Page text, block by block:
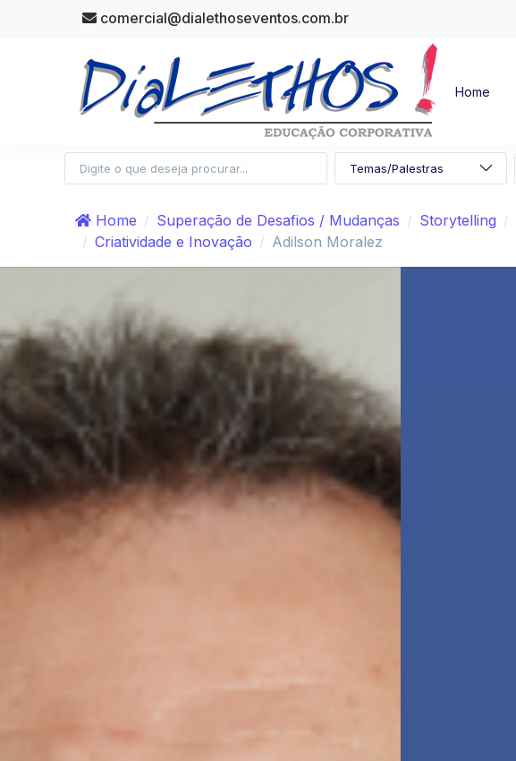
comercial@dialethoseventos.com.br
Home
Home Superação de Desafios / Mudanças Storytelling
Criatividade e Inovação
Adilson Moralez